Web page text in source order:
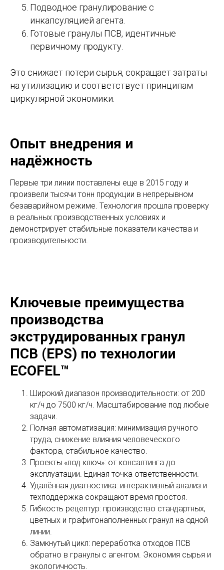
Подводное гранулирование с
инкапсуляцией агента.
Готовые гранулы ПСВ, идентичные
первичному продукту.
Это снижает потери сырья, сокращает затраты
на утилизацию и соответствует принципам
циркулярной экономики.
Опыт внедрения и
надёжность
Первые три линии поставлены еще в 2015 году и
произвели тысячи тонн продукции в непрерывном
безаварийном режиме. Технология прошла проверку
в реальных производственных условиях и
демонстрирует стабильные показатели качества и
производительности.
Ключевые преимущества
производства
экструдированных гранул
ПСВ (EPS) по технологии
ECOFEL™
Широкий диапазон производительности: от 200
кг/ч до 7500 кг/ч. Масштабирование под любые
задачи.
Полная автоматизация: минимизация ручного
труда, снижение влияния человеческого
фактора, стабильное качество.
Проекты «под ключ»: от консалтинга до
эксплуатации. Единая точка ответственности.
Удалённая диагностика: интерактивный анализ и
техподдержка сокращают время простоя.
Гибкость рецептур: производство стандартных,
цветных и графитонаполненных гранул на одной
линии.
Замкнутый цикл: переработка отходов ПСВ
обратно в гранулы с агентом. Экономия сырья и
экологичность.